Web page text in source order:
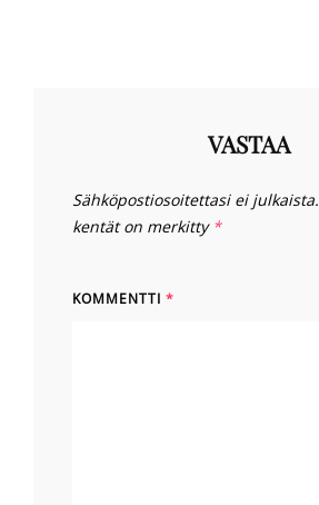
VASTAA
Sähköpostiosoitettasi ei julkaista.
kentät on merkitty *
KOMMENTTI *